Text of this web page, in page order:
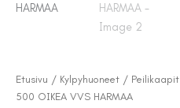
Etusivu / Kylpyhuoneet / Peilikaapit
500 OIKEA VVS HARMAA